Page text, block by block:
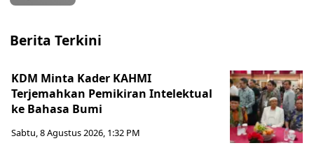
Berita Terkini
KDM Minta Kader KAHMI
Terjemahkan Pemikiran Intelektual
ke Bahasa Bumi
Sabtu, 8 Agustus 2026, 1:32 PM